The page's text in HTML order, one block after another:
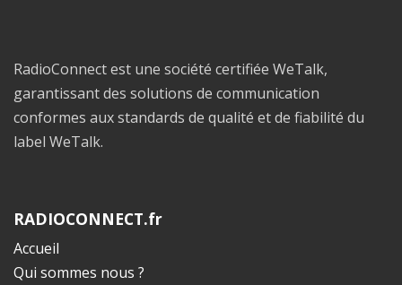
RadioConnect est une société certifiée WeTalk,
garantissant des solutions de communication
conformes aux standards de qualité et de fiabilité du
label WeTalk.
RADIOCONNECT.fr
Accueil
Qui sommes nous ?